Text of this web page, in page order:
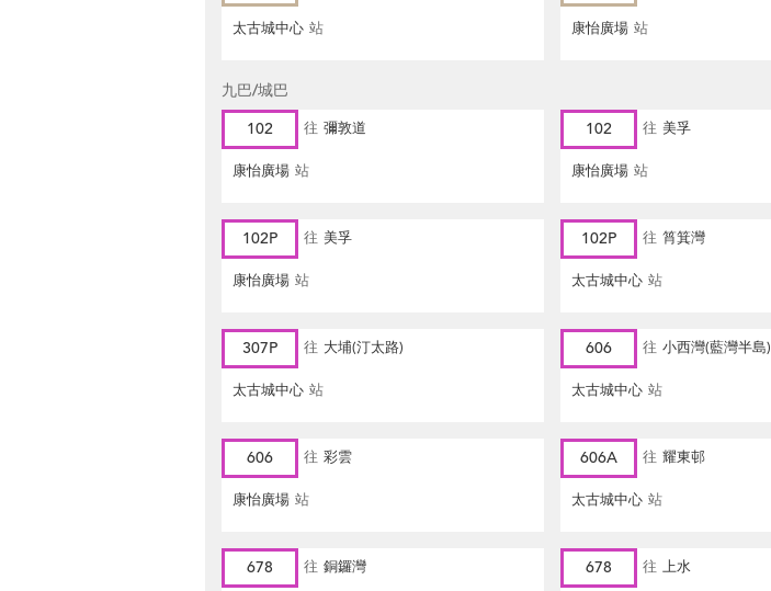
太古城中心 站 康怡廣場 站
九巴/城巴
102
往 彌敦道
康怡廣場 站
102 往 美孚
康怡廣場 站
102P 往 美孚
康怡廣場 站
102P 往 筲箕灣
太古城中心 站
307P 往 大埔(汀太路)
太古城中心 站
606 往 小西灣(藍灣半島)
太古城中心 站
606 往 彩雲
康怡廣場 站
606A 往 耀東邨
太古城中心 站
678 往 銅鑼灣 678 往 上水